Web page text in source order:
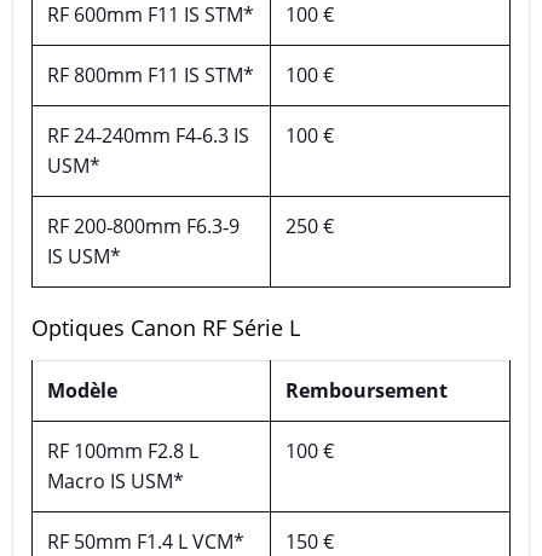
RF 600mm F11 IS STM* 100 €
RF 800mm F11 IS STM* 100 €
RF 24‑240mm F4‑6.3 IS
USM*
100 €
RF 200‑800mm F6.3‑9
IS USM*
250 €
Optiques Canon RF Série L
Modèle Remboursement
RF 100mm F2.8 L
Macro IS USM*
100 €
RF 50mm F1.4 L VCM* 150 €